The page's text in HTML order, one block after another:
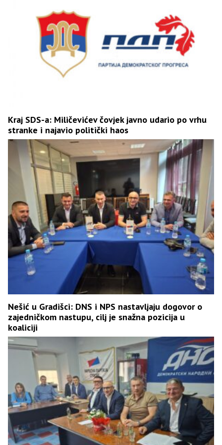
Kraj SDS-a: Miličevićev čovjek javno udario po vrhu
stranke i najavio politički haos
Nešić u Gradišci: DNS i NPS nastavljaju dogovor o
zajedničkom nastupu, cilj je snažna pozicija u
koaliciji